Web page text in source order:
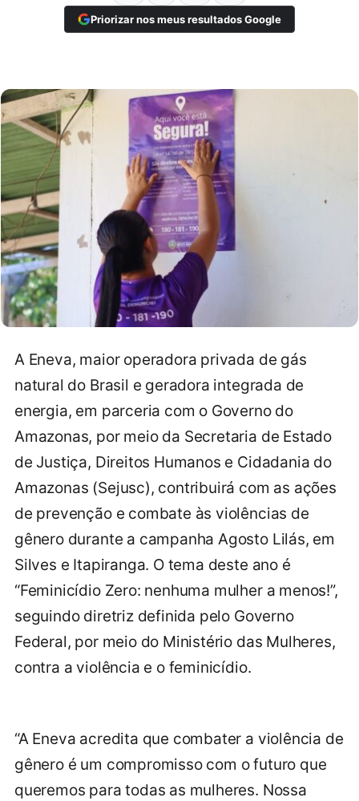
Priorizar nos meus resultados Google
A Eneva, maior operadora privada de gás
natural do Brasil e geradora integrada de
energia, em parceria com o Governo do
Amazonas, por meio da Secretaria de Estado
de Justiça, Direitos Humanos e Cidadania do
Amazonas (Sejusc), contribuirá com as ações
de prevenção e combate às violências de
gênero durante a campanha Agosto Lilás, em
Silves e Itapiranga. O tema deste ano é
“Feminicídio Zero: nenhuma mulher a menos!”,
seguindo diretriz definida pelo Governo
Federal, por meio do Ministério das Mulheres,
contra a violência e o feminicídio.
“A Eneva acredita que combater a violência de
gênero é um compromisso com o futuro que
queremos para todas as mulheres. Nossa